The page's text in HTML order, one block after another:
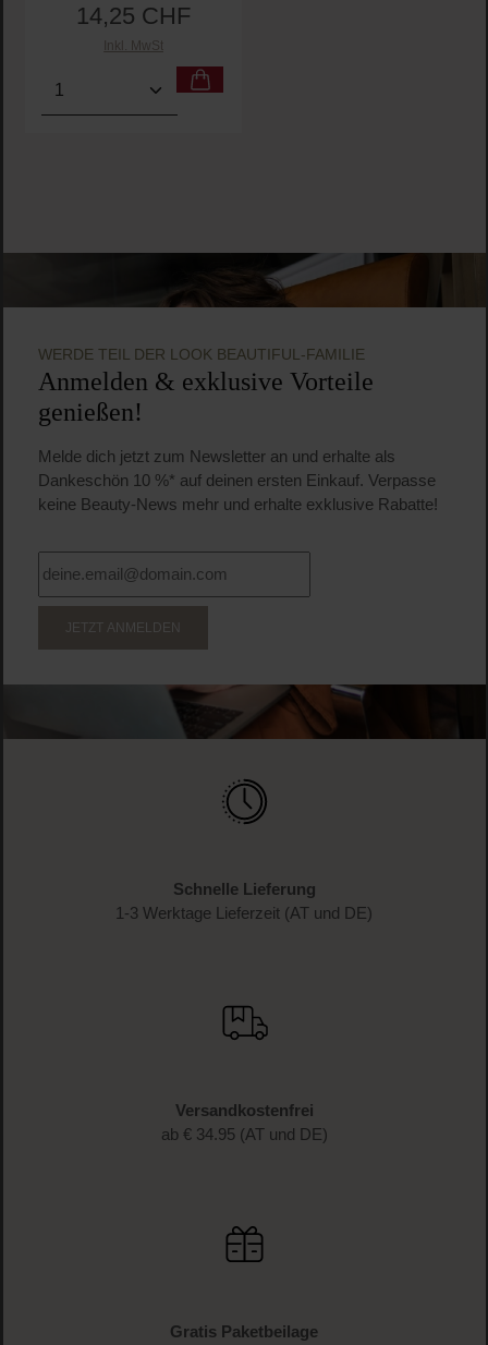
Regulärer Preis:
14,25 CHF
Inkl. MwSt
Produkt Anzahl: Gib den gewünschten Wert ein
WERDE TEIL DER LOOK BEAUTIFUL-FAMILIE
Anmelden & exklusive Vorteile
genießen!
Melde dich jetzt zum Newsletter an und erhalte als
Dankeschön 10 %* auf deinen ersten Einkauf. Verpasse
keine Beauty-News mehr und erhalte exklusive Rabatte!
JETZT ANMELDEN
Schnelle Lieferung
1-3 Werktage Lieferzeit (AT und DE)
Versandkostenfrei
ab € 34.95 (AT und DE)
Gratis Paketbeilage